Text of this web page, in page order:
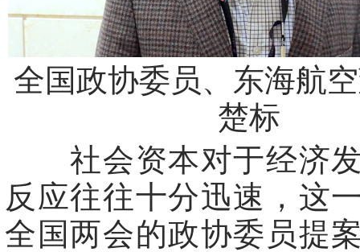
全国政协委员、东海航
楚标
社会资本对于经济发
反应往往十分迅速，这
全国两会的政协委员提